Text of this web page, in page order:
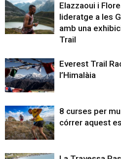
Elazzaoui i
lideratge a les
amb una
Trail
Everest Trail
l’Himalàia
8 curses per
córrer aquest